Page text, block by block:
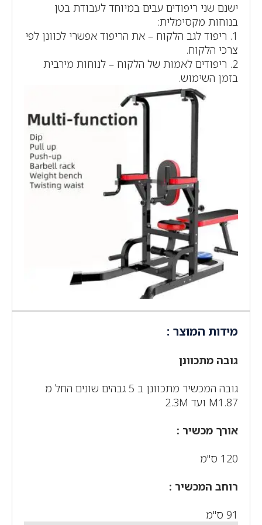
ישנם שני ריפודים עבים במיוחד לעבודת בטן
בנוחות מקסימלית:
1. ריפוד לגב הלקוח – את הריפוד אפשרי לכוונן לפי
צרכי הלקוח.
2. ריפודים לאמות של הלקוח – לנוחות מירבית
בזמן השימוש.
מידות המוצר :
גובה מתכוונן
גובה המכשיר מתכוונן ב 5 גבהים שונים החל מ
M1.87 ועד 2.3M
אורך מכשיר :
120 ס"מ
רוחב המכשיר :